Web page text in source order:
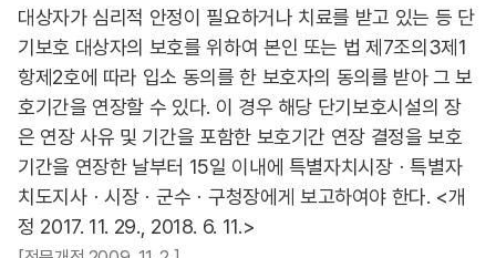
대상자가 심리적 안정이 필요하거나 치료를 받고 있는 등 단
기보호 대상자의 보호를 위하여 본인 또는 법 제7조의3제1
항제2호에 따라 입소 동의를 한 보호자의 동의를 받아 그 보
호기간을 연장할 수 있다. 이 경우 해당 단기보호시설의 장
은 연장 사유 및 기간을 포함한 보호기간 연장 결정을 보호
기간을 연장한 날부터 15일 이내에 특별자치시장ㆍ특별자
치도지사ㆍ시장ㆍ군수ㆍ구청장에게 보고하여야 한다. <개
정 2017. 11. 29., 2018. 6. 11.>